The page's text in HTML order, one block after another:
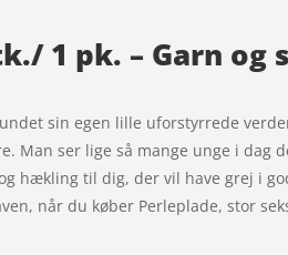
1 pk. – Garn
sin egen lille uforstyrrede
Man ser lige så mange unge i dag
hækling til dig, der vil have grej i
når du køber Perleplade, stor